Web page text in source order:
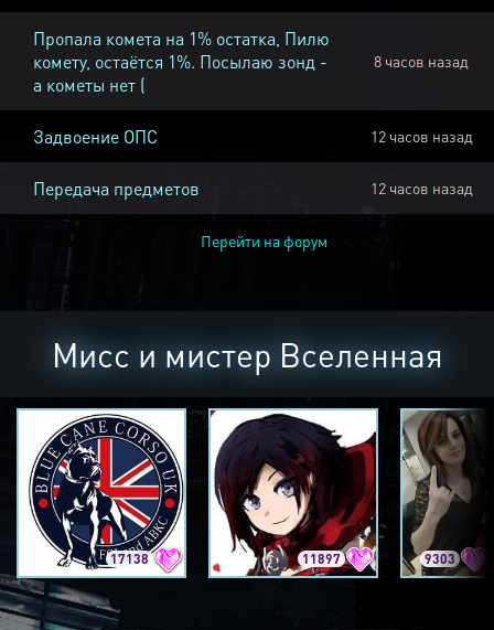
Пропала комета на 1% остатка, Пилю
комету, остаётся 1%. Посылаю зонд -
а кометы нет (
8 часов назад
Задвоение ОПС 12 часов назад
Передача предметов 12 часов назад
Перейти на форум
Мисс и мистер Вселенная
17138 11897 9303